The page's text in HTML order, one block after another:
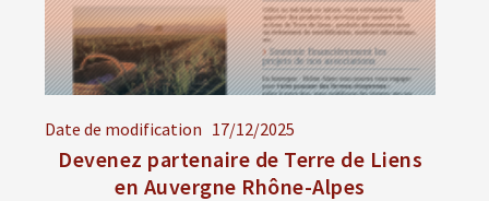
Date de modification 17/12/2025
Devenez partenaire de Terre de Liens
en Auvergne Rhône-Alpes